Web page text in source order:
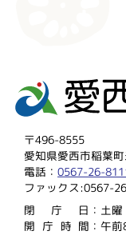
〒496-8555
愛知県愛西市稲葉
電話：0567-26-
ファックス:0567-
閉庁 日：土
開庁時 間：午